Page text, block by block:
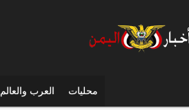
محليات العرب والعالم